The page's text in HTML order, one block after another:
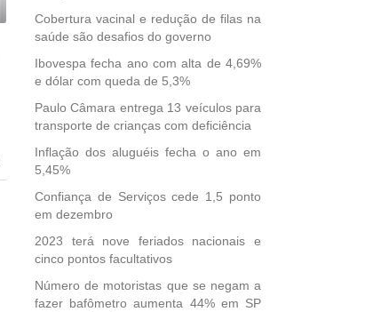
Cobertura vacinal e redução de filas na
saúde são desafios do governo
Ibovespa fecha ano com alta de 4,69%
e dólar com queda de 5,3%
Paulo Câmara entrega 13 veículos para
transporte de crianças com deficiência
Inflação dos aluguéis fecha o ano em
5,45%
Confiança de Serviços cede 1,5 ponto
em dezembro
2023 terá nove feriados nacionais e
cinco pontos facultativos
Número de motoristas que se negam a
fazer bafômetro aumenta 44% em SP